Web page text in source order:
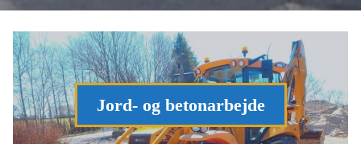
Jord- og betonarbejde